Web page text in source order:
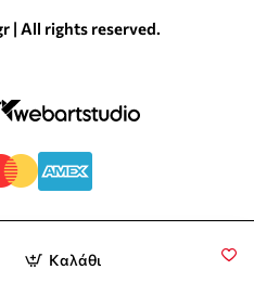
Καλάθι
| All rights reserved.